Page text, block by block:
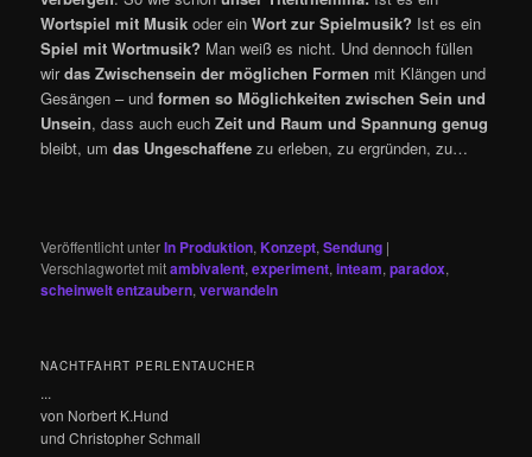
Wortspiel mit Musik oder einWort zur Spielmusik? Ist es ein
Spiel mit Wortmusik? Man weiß es nicht. Und dennoch füllen
wirdas Zwischensein der möglichen Formen mit Klängen und
Gesängen – undformen so Möglichkeiten zwischen Sein und
Unsein, dass auch euchZeit und Raum und Spannung genug
bleibt, umdas Ungeschaffene zu erleben, zu ergründen, zu…
Veröffentlicht unterIn Produktion,Konzept,Sendung |
Verschlagwortet mitambivalent,experiment,inteam,paradox,
scheinwelt entzaubern,verwandeln
NACHTFAHRT PERLENTAUCHER
...
von Norbert K.Hund
und Christopher Schmall